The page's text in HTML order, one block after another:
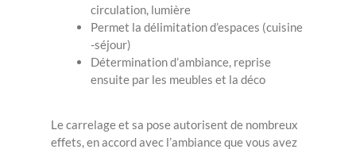
circulation, lumière
Permet la délimitation d’espaces (cuisine
-séjour)
Détermination d’ambiance, reprise
ensuite par les meubles et la déco
Le carrelage et sa pose autorisent de nombreux
effets, en accord avec l’ambiance que vous avez